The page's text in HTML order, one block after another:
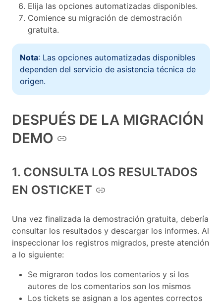
Elija las opciones automatizadas disponibles.
Comience su migración de demostración
gratuita.
Nota: Las opciones automatizadas disponibles
dependen del servicio de asistencia técnica de
origen.
DESPUÉS DE LA MIGRACIÓN
DEMO
1. CONSULTA LOS RESULTADOS
EN OSTICKET
Una vez finalizada la demostración gratuita, debería
consultar los resultados y descargar los informes. Al
inspeccionar los registros migrados, preste atención
a lo siguiente:
Se migraron todos los comentarios y si los
autores de los comentarios son los mismos
Los tickets se asignan a los agentes correctos